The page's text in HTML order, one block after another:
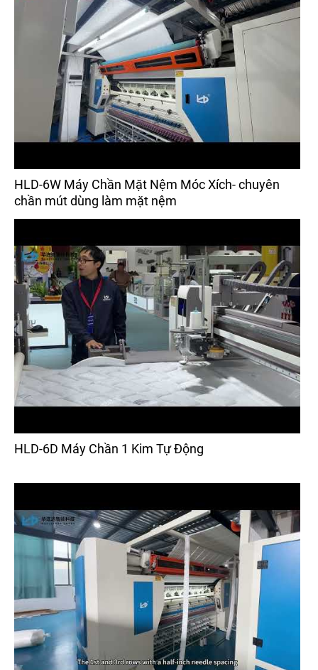
HLD-6W Máy Chần Mặt Nệm Móc Xích- chuyên
chần mút dùng làm mặt nệm
HLD-6D Máy Chần 1 Kim Tự Động